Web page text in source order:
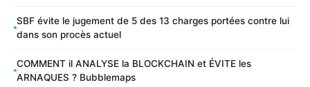
SBF évite le jugement de 5 des 13 charges portées contre lui
dans son procès actuel
COMMENT il ANALYSE la BLOCKCHAIN et ÉVITE les
ARNAQUES ? Bubblemaps